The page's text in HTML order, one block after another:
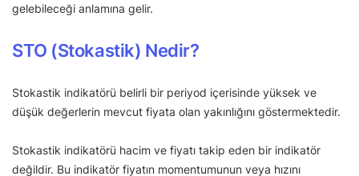
gelebileceği anlamına gelir.
STO (Stokastik) Nedir?
Stokastik indikatörü belirli bir periyod içerisinde yüksek ve
düşük değerlerin mevcut fiyata olan yakınlığını göstermektedir.
Stokastik indikatörü hacim ve fiyatı takip eden bir indikatör
değildir. Bu indikatör fiyatın momentumunun veya hızını